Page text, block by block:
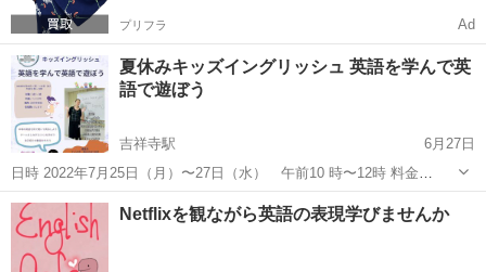
プリフラ Ad
夏休みキッズイングリッシュ 英語を学んで英
語で遊ぼう
吉祥寺駅
6月27日
日時 2022年7月25日（月）〜27日（水） 午前10 時〜12時 料金
15,000円 → 早期予約特典10,000円 場所 吉祥寺駅前 対象 5歳〜7歳
生徒数 6人まで 内...
東京 武蔵野市 吉祥寺駅 英語 1級
Netflixを観ながら英語の表現学びませんか